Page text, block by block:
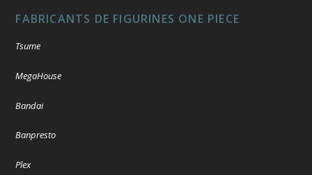
FABRICANTS DE FIGURINES ONE PIECE
Tsume
MegaHouse
Bandai
Banpresto
Plex